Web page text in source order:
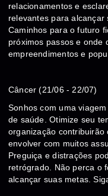
relacionamentos e
relevantes para alcançar
Caminhos para o futuro
próximos passos e onde
empreendimentos e
Câncer (21/06 - 22/07)
Sonhos com uma
de saúde. Otimize seu
organização contribuirão
envolver com muitos
Preguiça e distrações
retrógrado. Não perca o
alcançar suas metas.